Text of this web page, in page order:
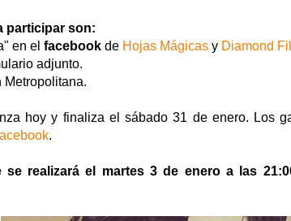
participar son:
en el facebook de Hojas Mágicas y Diamond
adjunto.
Metropolitana.
hoy y finaliza el sábado 31 de enero. Los
.
se realizará el martes 3 de enero a las